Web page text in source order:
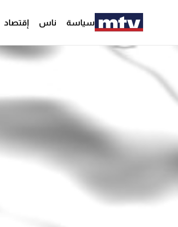
سياسة ناس إقتصاد